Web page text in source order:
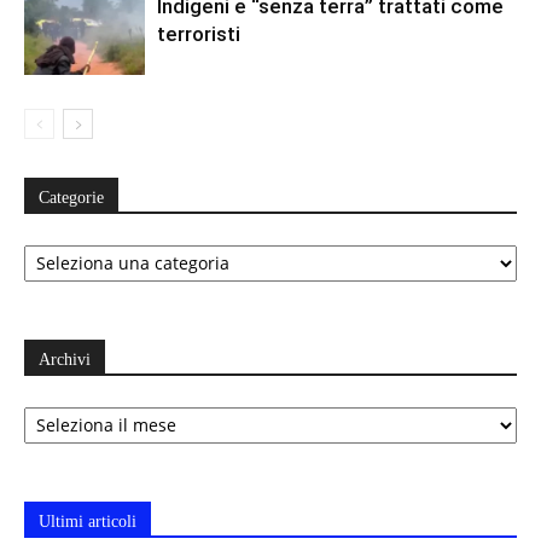
Indigeni e “senza terra” trattati come
terroristi
Categorie
Categorie
Archivi
Archivi
Ultimi articoli